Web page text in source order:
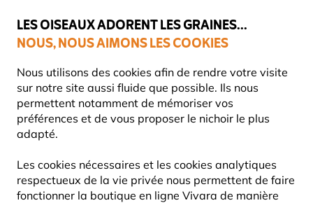
LES OISEAUX ADORENT LES GRAINES...
NOUS, NOUS AIMONS LES COOKIES
Nous utilisons des cookies afin de rendre votre visite
sur notre site aussi fluide que possible. Ils nous
permettent notamment de mémoriser vos
préférences et de vous proposer le nichoir le plus
adapté.
Les cookies nécessaires et les cookies analytiques
respectueux de la vie privée nous permettent de faire
fonctionner la boutique en ligne Vivara de manière
catégories.
Très bien noté dans 11 pays
Livraison express gratuite dès 59 €
Mangeoires Pour Oiseaux Poteaux pour mangeoires
10% DE RÉDUCTION